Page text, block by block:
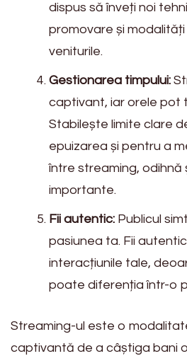
dispus să înveți noi
promovare și
veniturile.
Gestionarea timpului:
captivant, iar orele pot
Stabilește limite clare
epuizarea și pentru a
între streaming, odihnă
importante.
Fii autentic: Publicul
pasiunea ta. Fii
interacțiunile tale,
poate diferenția într-o
Streaming-ul este o
captivantă de a câștiga bani